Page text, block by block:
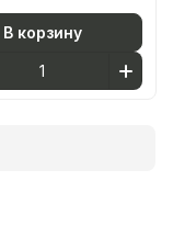
В корзину